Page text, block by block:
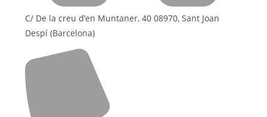
C/ De la creu d’en Muntaner, 40 08970, Sant Joan
Despí (Barcelona)